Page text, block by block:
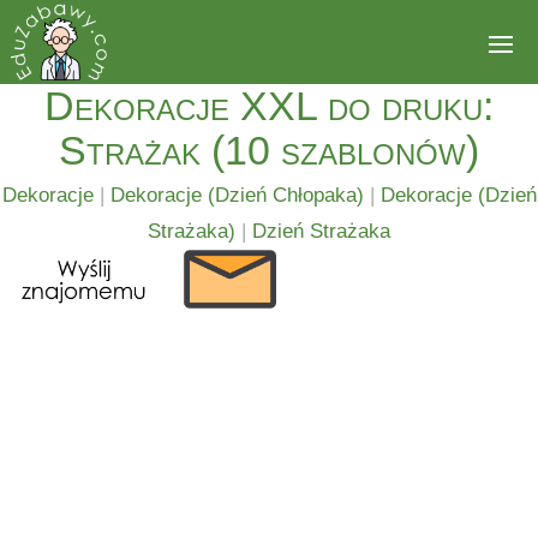
Dekoracje XXL do druku:
Strażak (10 szablonów)
Dekoracje| Dekoracje (Dzień Chłopaka) | Dekoracje (Dzień
Strażaka) | Dzień Strażaka